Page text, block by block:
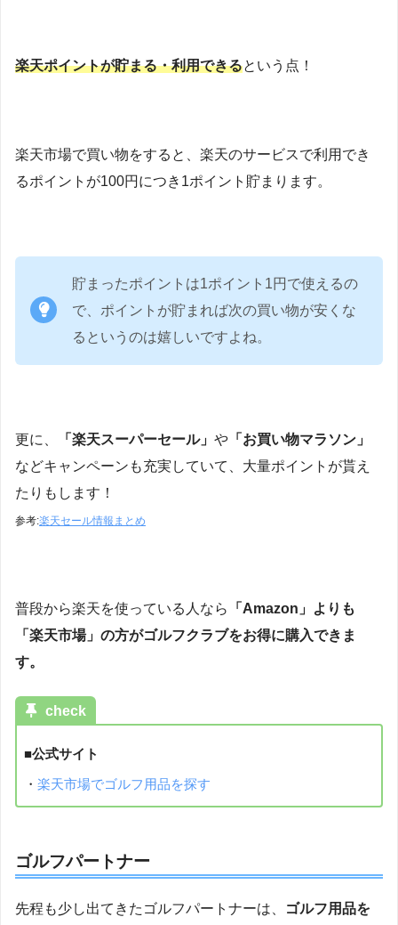
楽天ポイントが貯まる・利用できるという点！
楽天市場で買い物をすると、楽天のサービスで利用でき
るポイントが100円につき1ポイント貯まります。
貯まったポイントは1ポイント1円で使えるの
で、ポイントが貯まれば次の買い物が安くな
るというのは嬉しいですよね。
更に、 「楽天スーパーセール」 や 「お買い物マラソン」
などキャンペーンも充実していて、大量ポイントが貰え
たりもします！
参考:楽天セール情報まとめ
普段から楽天を使っている人なら
「Amazon」よりも
「楽天市場」の方がゴルフクラブをお得に購入できま
す。
check
■公式サイト
・ 楽天市場でゴルフ用品を探す
ゴルフパートナー
先程も少し出てきたゴルフパートナーは、
ゴルフ用品を